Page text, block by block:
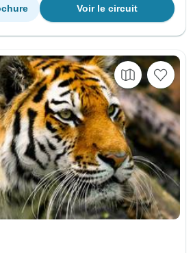
Voir le circuit